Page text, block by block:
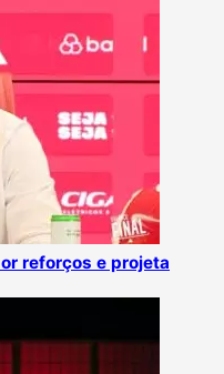
reforços e projeta